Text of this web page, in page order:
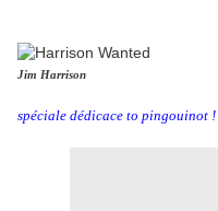
Jim Harrison
spéciale dédicace to pingouinot !